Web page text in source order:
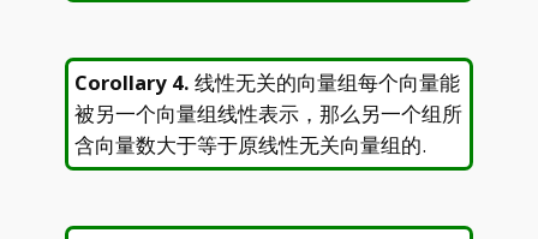
Corollary 4. 线性无关的向量组每个向量能
被另一个向量组线性表示，那么另一个组所
含向量数大于等于原线性无关向量组的.